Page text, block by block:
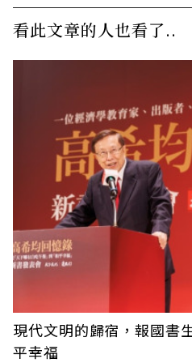
看此文章的人也看了..
現代文明的歸宿，報國書
平幸福